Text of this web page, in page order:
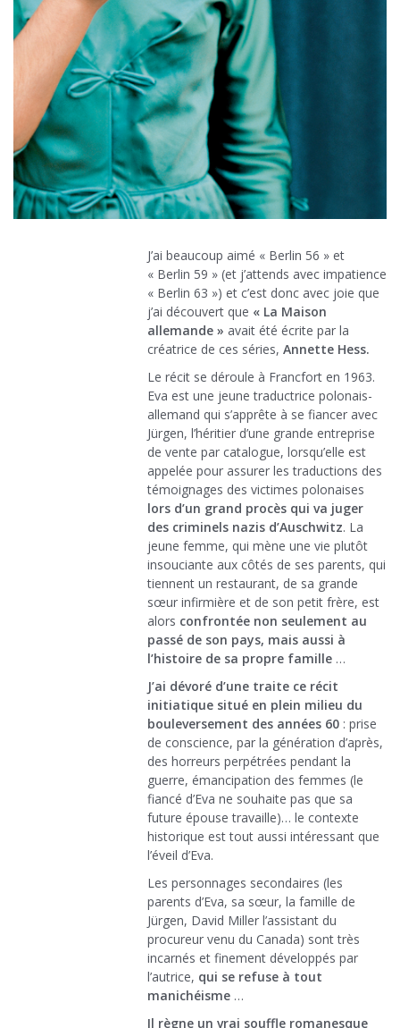
J’ai beaucoup aimé « Berlin 56 » et
« Berlin 59 » (et j’attends avec impatience
« Berlin 63 ») et c’est donc avec joie que
j’ai découvert que « La Maison
allemande » avait été écrite par la
créatrice de ces séries, Annette Hess.
Le récit se déroule à Francfort en 1963.
Eva est une jeune traductrice polonais-
allemand qui s’apprête à se fiancer avec
Jürgen, l’héritier d’une grande entreprise
de vente par catalogue, lorsqu’elle est
appelée pour assurer les traductions des
témoignages des victimes polonaises
lors d’un grand procès qui va juger
des criminels nazis d’Auschwitz. La
jeune femme, qui mène une vie plutôt
insouciante aux côtés de ses parents, qui
tiennent un restaurant, de sa grande
sœur infirmière et de son petit frère, est
alors confrontée non seulement au
passé de son pays, mais aussi à
l’histoire de sa propre famille …
J’ai dévoré d’une traite ce récit
initiatique situé en plein milieu du
bouleversement des années 60 : prise
de conscience, par la génération d’après,
des horreurs perpétrées pendant la
guerre, émancipation des femmes (le
fiancé d’Eva ne souhaite pas que sa
future épouse travaille)… le contexte
historique est tout aussi intéressant que
l’éveil d’Eva.
Les personnages secondaires (les
parents d’Eva, sa sœur, la famille de
Jürgen, David Miller l’assistant du
procureur venu du Canada) sont très
incarnés et finement développés par
l’autrice, qui se refuse à tout
manichéisme …
Il règne un vrai souffle romanesque